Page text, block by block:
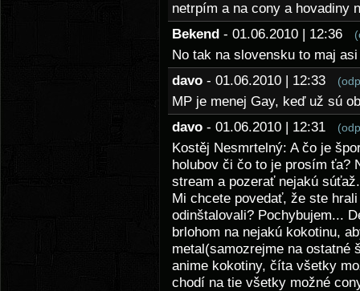
netrpím a na cony a hovadiny
Bekend - 01.06.2010 | 12:36
No tak na slovensku to maj
davo - 01.06.2010 | 12:33
MP je menej Gay, keď už sú
davo - 01.06.2010 | 12:31
Kostěj Nesmrtelný: A čo je
holubov či čo to je prosím ťa?
stream a pozerať nejakú
Mi chcete povedať, že ste
odinštalovali? Pochybujem...
brlohom na nejakú kokotinu,
metal(samozrejme na ostatné
anime kokotiny, číta všetky
chodí na tie všetky možné